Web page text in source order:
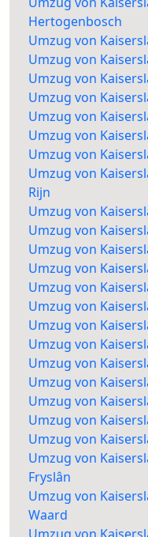
Hertogenbosch
Umzug von
Umzug von
Umzug von
Umzug von
Umzug von
Umzug von
Umzug von
Umzug von
Rijn
Umzug von
Umzug von
Umzug von
Umzug von
Umzug von
Umzug von
Umzug von
Umzug von
Umzug von
Umzug von
Umzug von
Umzug von
Umzug von
Umzug von
Fryslân
Umzug von
Waard